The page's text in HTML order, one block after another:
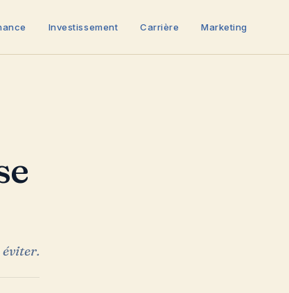
Investissement Carrière Marketing